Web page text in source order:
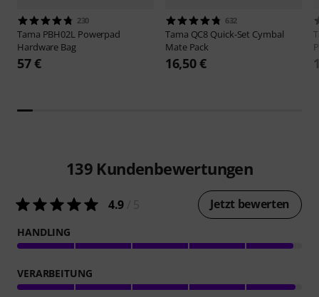
230
Tama PBH02L Powerpad
Hardware Bag
57 €
632
Tama QC8 Quick-Set Cymbal
Mate Pack
16,50 €
139 Kundenbewertungen
4.9 Jetzt bewerten
HANDLING
VERARBEITUNG